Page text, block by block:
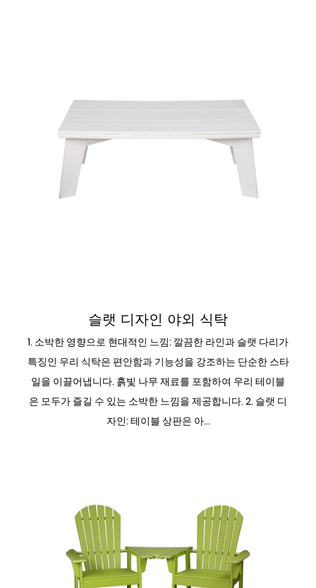
슬랫 디자인 야외 식탁
1. 소박한 영향으로 현대적인 느낌: 깔끔한 라인과 슬랫 다리가
특징인 우리 식탁은 편안함과 기능성을 강조하는 단순한 스타
일을 이끌어냅니다. 흙빛 나무 재료를 포함하여 우리 테이블
은 모두가 즐길 수 있는 소박한 느낌을 제공합니다. 2. 슬랫 디
자인: 테이블 상판은 아...